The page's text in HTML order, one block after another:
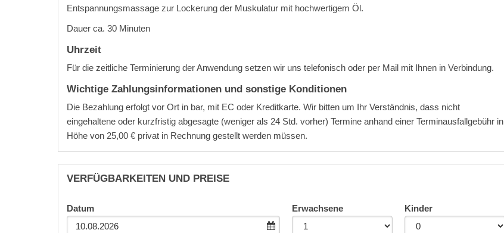
Entspannungsmassage zur Lockerung der Muskulatur mit hochwertigem Öl.
Dauer ca. 30 Minuten
Uhrzeit
Für die zeitliche Terminierung der Anwendung setzen wir uns telefonisch oder per Mail mit Ihnen in Verbindung.
Wichtige Zahlungsinformationen und sonstige Konditionen
Die Bezahlung erfolgt vor Ort in bar, mit EC oder Kreditkarte. Wir bitten um Ihr Verständnis, dass nicht
eingehaltene oder kurzfristig abgesagte (weniger als 24 Std. vorher) Termine anhand einer Terminausfallgebühr in
Höhe von 25,00 € privat in Rechnung gestellt werden müssen.
VERFÜGBARKEITEN UND PREISE
Datum Erwachsene Kinder